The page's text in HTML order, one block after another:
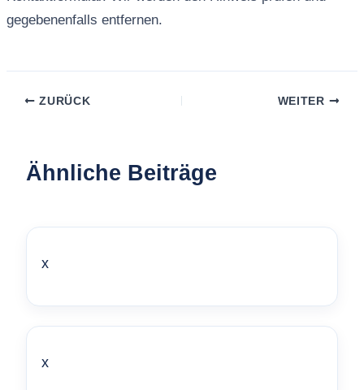
gegebenenfalls entfernen.
ZURÜCK WEITER
Ähnliche Beiträge
x
x